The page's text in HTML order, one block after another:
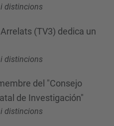
distincions
(TV3) dedica un
distincions
del "Consejo
de Investigación"
distincions